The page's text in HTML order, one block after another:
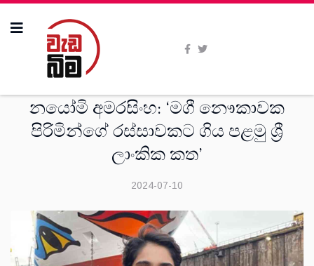
නයෝමි අමරසිංහ: ‘මගී නෞකාවක
පිරිමින්ගේ රස්සාවකට ගිය පළමු ශ්‍රී
ලාංකික කත’
2024-07-10